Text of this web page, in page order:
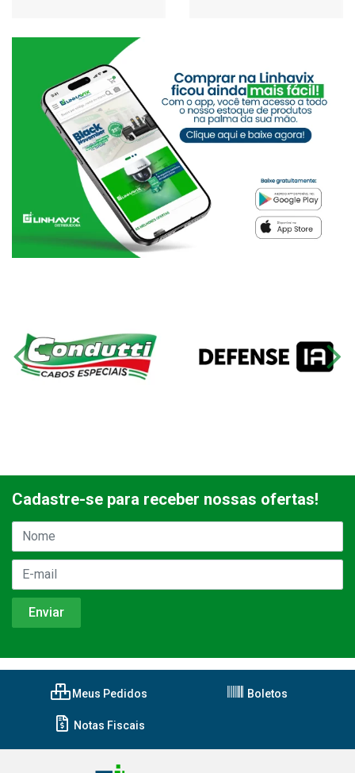
Cadastre-se para receber nossas ofertas!
Meus Pedidos Boletos
Notas Fiscais